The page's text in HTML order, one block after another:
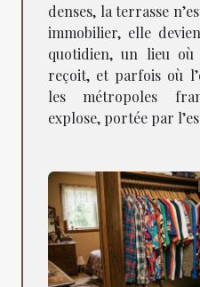
denses, la terrasse
immobilier, elle
quotidien, un lieu où
reçoit, et parfois où
les métropoles
explose, portée par